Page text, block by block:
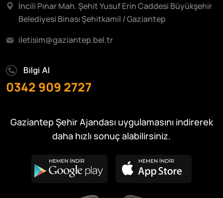
İncili Pınar Mah. Şehit Yusuf Erin Caddesi Büyükşehir
Belediyesi Binası Şehitkamil / Gaziantep
iletisim@gaziantep.bel.tr
Bilgi Al
0342 909 2727
Gaziantep Şehir Ajandası uygulamasını indirerek
daha hızlı sonuç alabilirsiniz.